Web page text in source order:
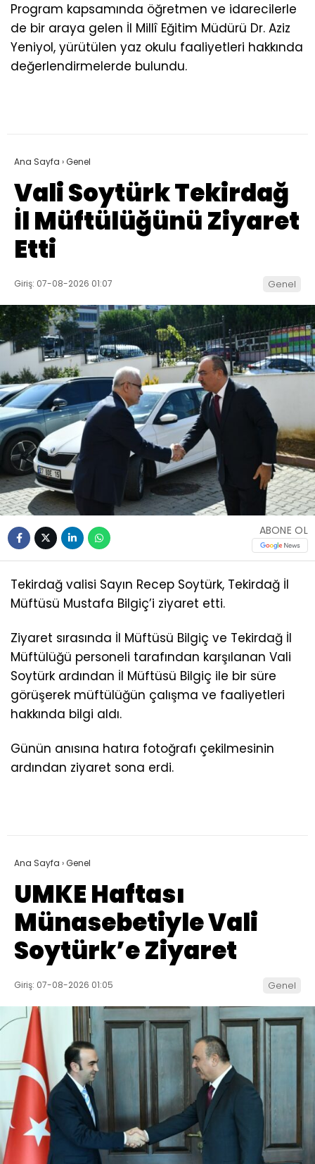
Program kapsamında öğretmen ve idarecilerle
de bir araya gelen İl Millî Eğitim Müdürü Dr. Aziz
Yeniyol, yürütülen yaz okulu faaliyetleri hakkında
değerlendirmelerde bulundu.
Ana Sayfa ›Genel
Vali Soytürk Tekirdağ
İl Müftülüğünü Ziyaret
Etti
Giriş: 07-08-2026 01:07 Genel
ABONE OL
Tekirdağ valisi Sayın Recep Soytürk, Tekirdağ İl
Müftüsü Mustafa Bilgiç’i ziyaret etti.
Ziyaret sırasında İl Müftüsü Bilgiç ve Tekirdağ İl
Müftülüğü personeli tarafından karşılanan Vali
Soytürk ardından İl Müftüsü Bilgiç ile bir süre
görüşerek müftülüğün çalışma ve faaliyetleri
hakkında bilgi aldı.
Günün anısına hatıra fotoğrafı çekilmesinin
ardından ziyaret sona erdi.
Ana Sayfa ›Genel
UMKE Haftası
Münasebetiyle Vali
Soytürk’e Ziyaret
Giriş: 07-08-2026 01:05 Genel